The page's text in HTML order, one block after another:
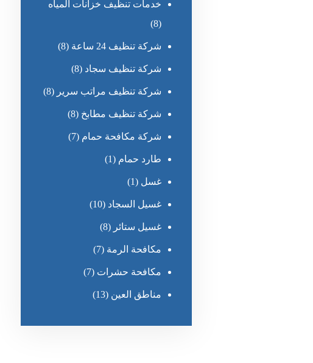
خدمات تنظيف خزانات المياه
(8)
شركة تنظيف 24 ساعة (8)
شركة تنظيف سجاد (8)
شركة تنظيف مراتب سرير (8)
شركة تنظيف مطابخ (8)
شركة مكافحة حمام (7)
طارد حمام (1)
غسل (1)
غسيل السجاد (10)
غسيل ستائر (8)
مكافحة الرمة (7)
مكافحة حشرات (7)
مناطق العين (13)